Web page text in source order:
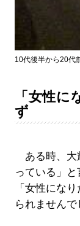
10代後半から20代
「女性
ず
ある時、大
っている」と
「女性にな
られませんで